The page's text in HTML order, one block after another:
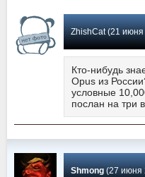
Кто-нибудь
Opus из
условные
послан на три
Shmong(27 июня